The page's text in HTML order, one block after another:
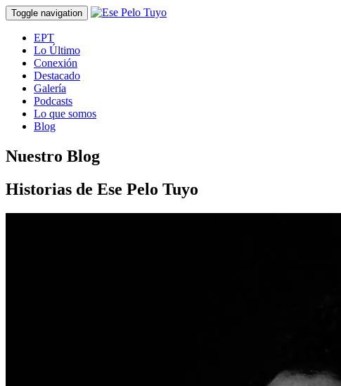
Toggle navigation
EPT
Lo Último
Conexión
Destacado
Galería
Podcasts
Lo que somos
Blog
Nuestro Blog
Historias de Ese Pelo Tuyo